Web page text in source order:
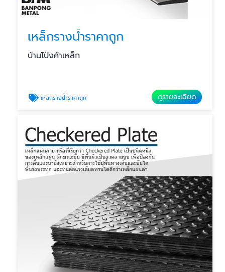
เหล็กรางน้ำราคาถูก
บ้านโป่งค้าเหล็ก
เหล็กรางน้ำราคาถูก ดูรายละเอียด